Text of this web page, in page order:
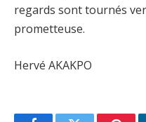
regards sont tournés
prometteuse.
Hervé AKAKPO